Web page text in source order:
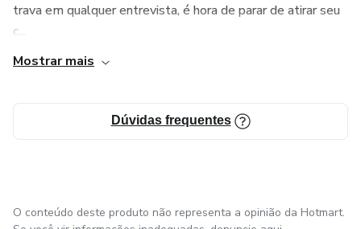
trava em qualquer entrevista, é hora de parar de atirar seu
c...
Mostrar mais
Dúvidas frequentes
O conteúdo deste produto não representa a opinião da Hotmart.